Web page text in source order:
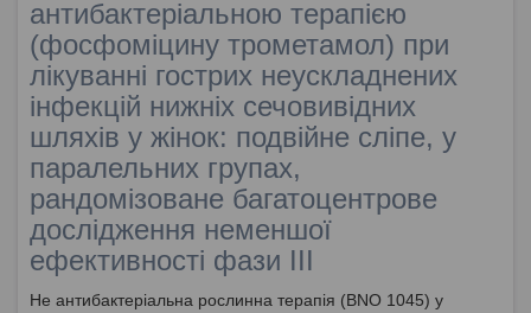
антибактеріальною терапією
(фосфоміцину трометамол) при
лікуванні гострих неускладнених
інфекцій нижніх сечовивідних
шляхів у жінок: подвійне сліпе, у
паралельних групах,
рандомізоване багатоцентрове
дослідження неменшої
ефективності фази III
Не антибактеріальна рослинна терапія (BNO 1045) у